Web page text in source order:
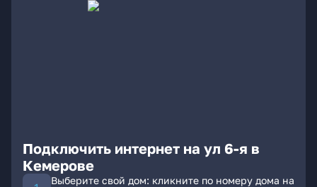
Подключить интернет на ул 6-я в
Кемерове
Выберите свой дом: кликните по номеру дома на